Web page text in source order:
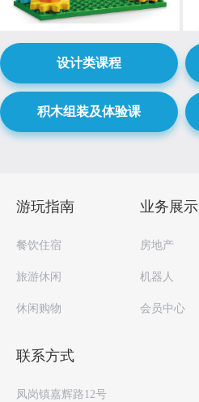
设计类课程
积木组装及体验课
游玩指南
餐饮住宿
旅游休闲
休闲购物
房地产
机器人
会员中心
业务展示
联系方式
凤岗镇嘉辉路12号